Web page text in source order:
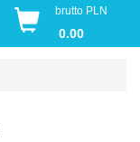
brutto PLN
0.00